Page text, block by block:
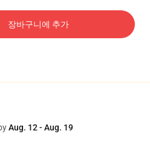
장바구니에 추가
Aug. 12 - Aug. 19